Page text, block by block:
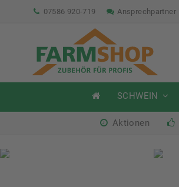
07586 920-719 Ansprechpartner
SCHWEIN
Aktionen
Sommeraktion Rind